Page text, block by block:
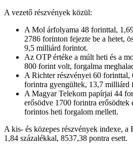
A vezető részvények közül:
A Mol árfolyama 48 forinttal,
2786 forinton fejezte be a hetet,
9,5 milliárd forintot.
Az OTP értéke a múlt heti és a
800 forint volt, forgalma
A Richter részvényei 60 forinttal,
forintra gyengültek, 13,7 milliárd
A Magyar Telekom papírjai 44
erősödve 1700 forintra
forintos heti forgalom mellett.
A kis- és közepes részvények indexe,
1,84 százalékkal, 8537,38 pontra esett.